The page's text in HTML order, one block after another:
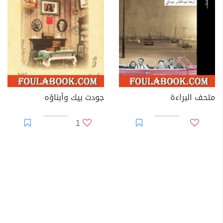
متحف البراءة
جودت بيك وأبناؤه
1